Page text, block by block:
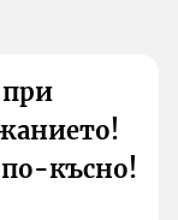
късно!